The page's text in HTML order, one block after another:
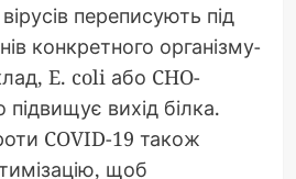
переписують під
конкретного організму-
E. coli або CHO-
підвищує вихід білка.
COVID-19 також
щоб